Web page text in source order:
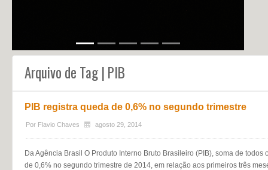
Arquivo de Tag | PIB
PIB registra queda de 0,6% no segundo trimestre
Por Flavio Chaves agosto 29, 2014
Da Agência Brasil O Produto Interno Bruto Brasileiro (PIB), soma de
de 0,6% no segundo trimestre de 2014, em relação aos primeiros três